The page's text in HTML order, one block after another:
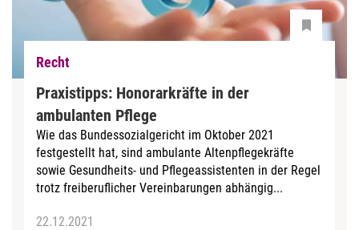
Recht
Praxistipps: Honorarkräfte in der
ambulanten Pflege
Wie das Bundessozialgericht im Oktober 2021
festgestellt hat, sind ambulante Altenpflegekräfte
sowie Gesundheits- und Pflegeassistenten in der Regel
trotz freiberuflicher Vereinbarungen abhängig...
22.12.2021